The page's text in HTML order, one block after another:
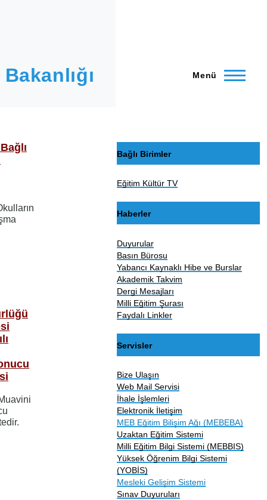
Menü
Bağlı Birimler
Eğitim Kültür TV
Haberler
Duyurular
Basın Bürosu
Yabancı Kaynaklı Hibe ve Burslar
Akademik Takvim
Dergi Mesajları
Milli Eğitim Şurası
Faydalı Linkler
Servisler
Bize Ulaşın
Web Mail Servisi
İhale İşlemleri
Elektronik İletişim
MEB Eğitim Bilişim Ağı (MEBEBA)
Uzaktan Eğitim Sistemi
Milli Eğitim Bilgi Sistemi (MEBBIS)
Yüksek Öğrenim Bilgi Sistemi
(YOBİS)
Mesleki Gelişim Sistemi
Sınav Duyuruları